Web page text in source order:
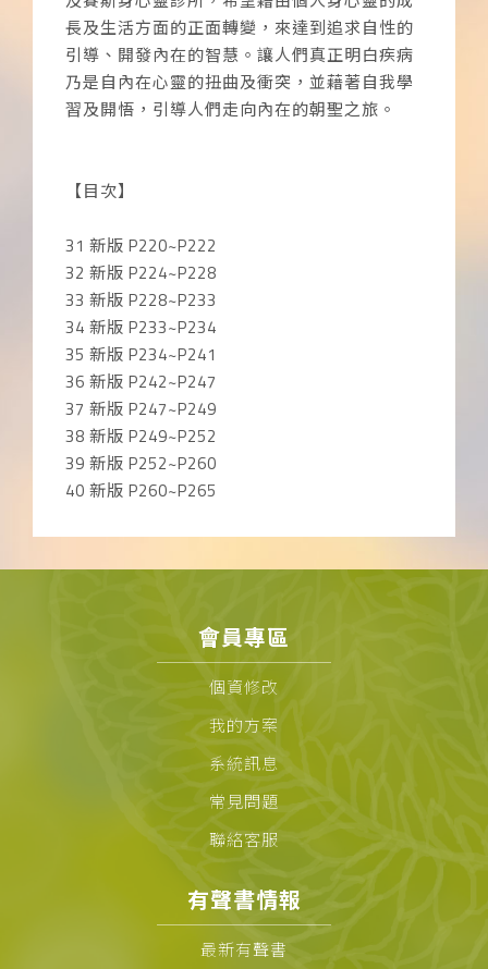
長及生活方面的正面轉變，來達到追求自性的
引導、開發內在的智慧。讓人們真正明白疾病
乃是自內在心靈的扭曲及衝突，並藉著自我學
習及開悟，引導人們走向內在的朝聖之旅。
【目次】
31 新版 P220~P222
32 新版 P224~P228
33 新版 P228~P233
34 新版 P233~P234
35 新版 P234~P241
36 新版 P242~P247
37 新版 P247~P249
38 新版 P249~P252
39 新版 P252~P260
40 新版 P260~P265
會員專區
個資修改
我的方案
系統訊息
常見問題
聯絡客服
有聲書情報
最新有聲書